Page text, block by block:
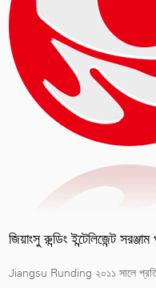
জিয়াংসু রুন্ডিং ইন্টেলিজেন্ট
Jiangsu Runding ২০১১ সালে